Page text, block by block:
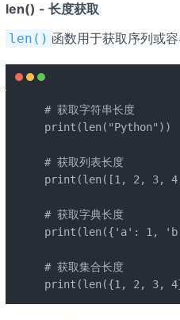
len() - 长度获取
len() 函数用于获取序列或容
# 获取字符串长度
# 获取列表长度
print(len([1, 2, 3,
# 获取字典长度
print(len({'a': 1,
# 获取集合长度
print(len({1, 2, 3,